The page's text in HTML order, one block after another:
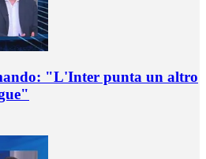
"L'Inter punta un altro